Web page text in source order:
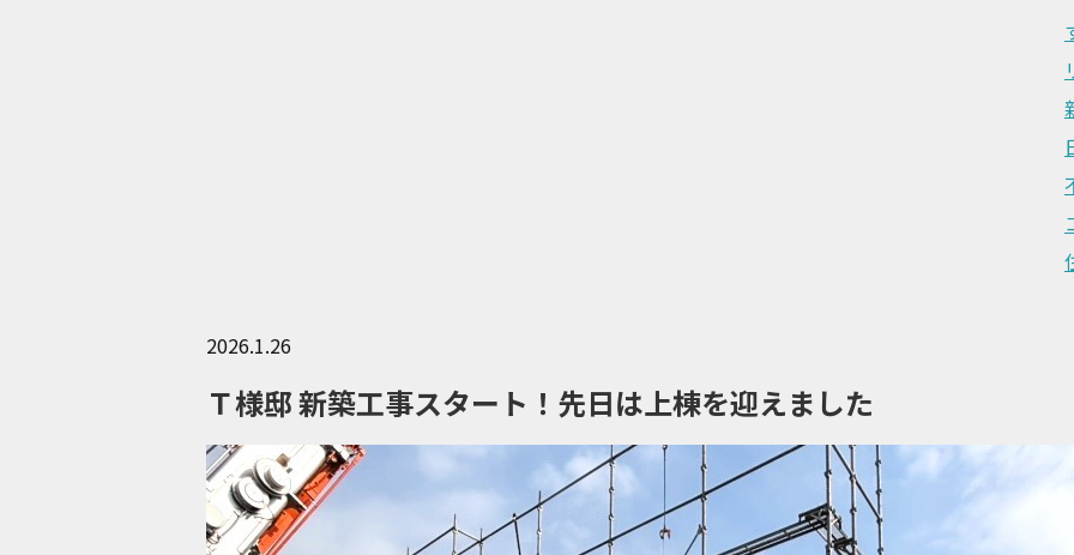
2026.1.26
Ｔ様邸 新築工事スタート！先日は上棟を迎えました